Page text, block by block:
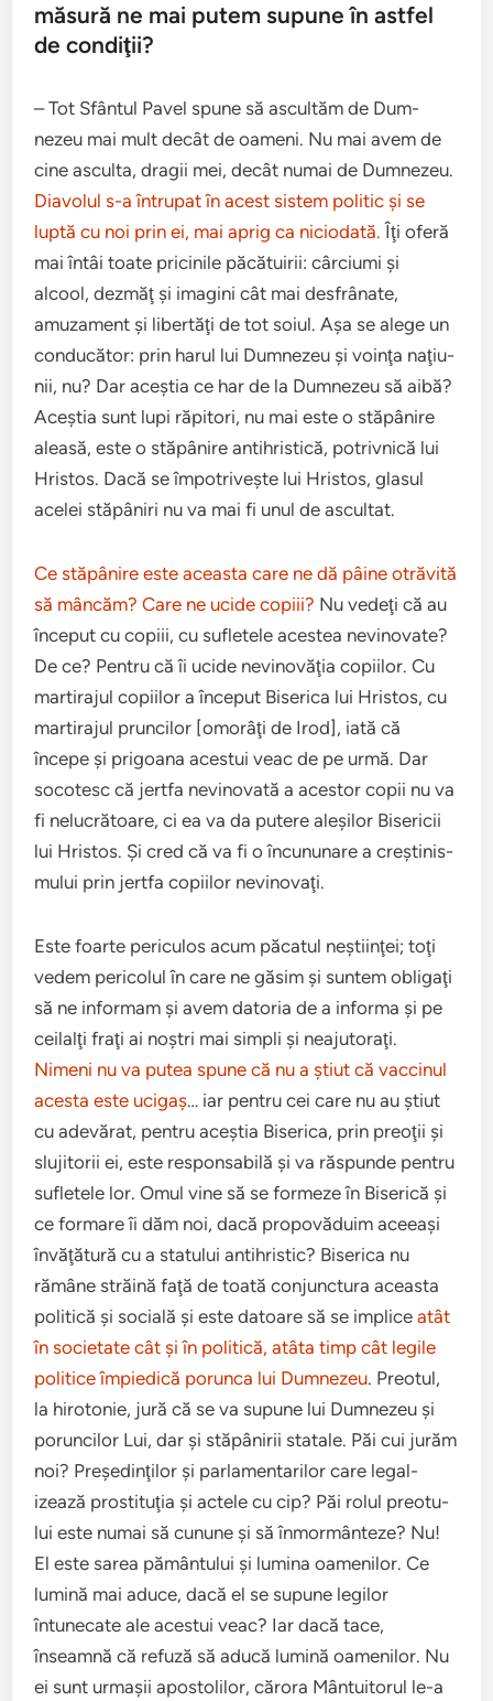
măsură ne mai putem supune în ast­fel
de condiţii?
– Tot Sfân­tul Pavel spune să ascul­tăm de Dum­
nezeu mai mult decât de oameni. Nu mai avem de
cine asculta, dragii mei, decât numai de Dum­nezeu.
Diavolul s-a întru­pat în acest sis­tem politic şi se
luptă cu noi prin ei, mai aprig ca nicio­dată. Îţi oferă
mai întâi toate pricinile păcă­tuirii: câr­ci­umi şi
alcool, dez­măţ şi imag­ini cât mai des­frânate,
amuza­ment şi lib­er­tăţi de tot soiul. Aşa se alege un
con­d­u­că­tor: prin harul lui Dum­nezeu şi voinţa naţiu­
nii, nu? Dar aceş­tia ce har de la Dum­nezeu să aibă?
Aceştia sunt lupi răpi­tori, nu mai este o stăpânire
aleasă, este o stăpânire antihris­tică, potrivnică lui
Hris­tos. Dacă se împotriveşte lui Hris­tos, glasul
acelei stăpâniri nu va mai fi unul de ascul­tat.
Ce stăpânire este aceasta care ne dă pâine otrăvită
să mân­căm? Care ne ucide copiii? Nu vedeţi că au
început cu copiii, cu sufletele aces­tea nevi­no­vate?
De ce? Pen­tru că îi ucide nevi­no­văţia copi­ilor. Cu
mar­ti­ra­jul copi­ilor a început Bis­er­ica lui Hris­tos, cu
mar­ti­ra­jul prun­cilor [omorâţi de Irod], iată că
începe şi prigoana aces­tui veac de pe urmă. Dar
socotesc că jertfa nevi­no­vată a aces­tor copii nu va
fi nelu­crătoare, ci ea va da put­ere ale­şilor Bis­ericii
lui Hris­tos. Şi cred că va fi o încu­nunare a creş­tin­is­
mu­lui prin jertfa copi­ilor nevi­no­vaţi.
Este foarte per­icu­los acum păcatul neşti­in­ţei; toţi
vedem peri­colul în care ne găsim şi sun­tem obligaţi
să ne infor­mam şi avem dato­ria de a informa şi pe
ceilalţi fraţi ai noş­tri mai sim­pli şi nea­ju­toraţi.
Nimeni nu va putea spune că nu a ştiut că vac­cinul
acesta este uci­gaş… iar pen­tru cei care nu au ştiut
cu ade­vărat, pen­tru aceş­tia Bis­er­ica, prin preoţii şi
slu­ji­torii ei, este respon­s­abilă şi va răspunde pen­tru
sufletele lor. Omul vine să se formeze în Bis­er­ică şi
ce for­mare îi dăm noi, dacă propo­văduim aceeaşi
învăţătură cu a stat­u­lui antihris­tic? Bis­er­ica nu
rămâne străină faţă de toată con­junc­tura aceasta
polit­ică şi socială şi este datoare să se impliceatât
în soci­etate cât şi în polit­ică, atâta timp cât legile
politice împied­ică porunca lui Dum­nezeu. Preo­tul,
la hiro­tonie, jură că se va supune lui Dum­nezeu şi
porun­cilor Lui, dar şi stăpânirii statale. Păi cui jurăm
noi? Preşed­in­ţilor şi par­la­men­tar­ilor care legal­
izează pros­ti­tu­ţia şi actele cu cip? Păi rolul preo­tu­
lui este numai să cunune şi să înmor­mân­teze? Nu!
El este sarea pămân­tu­lui şi lumina oame­nilor. Ce
lumină mai aduce, dacă el se supune legilor
întunecate ale aces­tui veac? Iar dacă tace,
înseamnă că refuză să aducă lumină oame­nilor. Nu
ei sunt urmaşii apos­to­lilor, cărora Mân­tu­itorul le-a